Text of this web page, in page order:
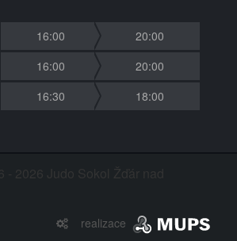
16:00
20:00
16:00
20:00
16:30 18:00
- 2026 Judo Sokol Žďár nad
realizace